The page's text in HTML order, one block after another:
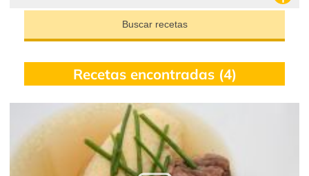
Buscar recetas
Recetas encontradas (4)